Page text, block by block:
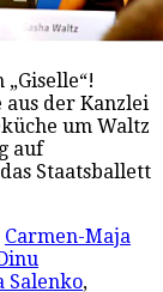
der Kanzlei
um Waltz
auf
Staatsballett
Carmen-Maja
Salenko,